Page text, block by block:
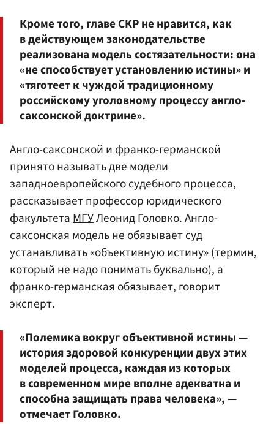
Кроме того, главе СКР не нравится, как
в действующем законодательстве
реализована модель состязательности: она
«не способствует установлению истины» и
«тяготеет к чуждой традиционному
российскому уголовному процессу англо-
саксонской доктрине».
Англо-саксонской и франко-германской
принято называть две модели
западноевропейского судебного процесса,
рассказывает профессор юридического
факультетаМГУЛеонид Головко. Англо-
саксонская модель не обязывает суд
устанавливать «объективную истину» (термин,
который не надо понимать буквально), а
франко-германская обязывает, говорит
эксперт.
«Полемика вокруг объективной истины —
история здоровой конкуренции двух этих
моделей процесса, каждая из которых
в современном мире вполне адекватна и
способна защищать права человека», —
отмечает Головко.